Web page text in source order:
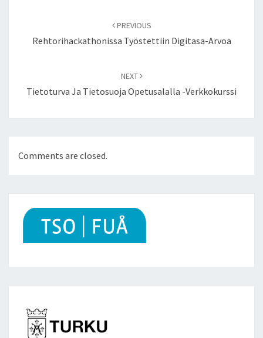
PREVIOUS
Rehtorihackathonissa Työstettiin Digitasa-Arvoa
NEXT
Tietoturva Ja Tietosuoja Opetusalalla -verkkokurssi
Comments are closed.